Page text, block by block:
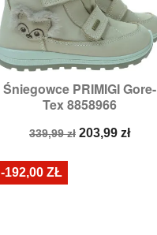
Śniegowce PRIMIGI Gore-
Tex 8858966
Cena
339,99 zł Cena
203,99 zł
Szybki podgląd
Rozmiary:26,27
-192,00 ZŁ